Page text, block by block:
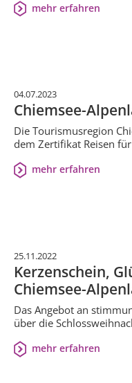
mehr erfahren
04.07.2023
Chiemsee-
Die Tourismusregion
dem Zertifikat Reisen
mehr erfahren
25.11.2022
Kerzenschein,
Chiemsee-
Das Angebot an
über die
mehr erfahren